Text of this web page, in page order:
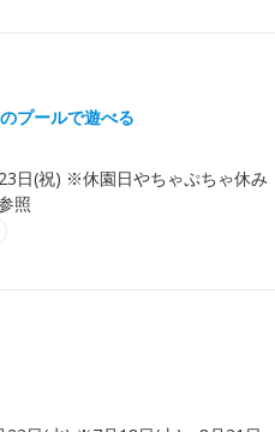
プールで遊べる
日(祝) ※休園日やちゃぷちゃ休み
照